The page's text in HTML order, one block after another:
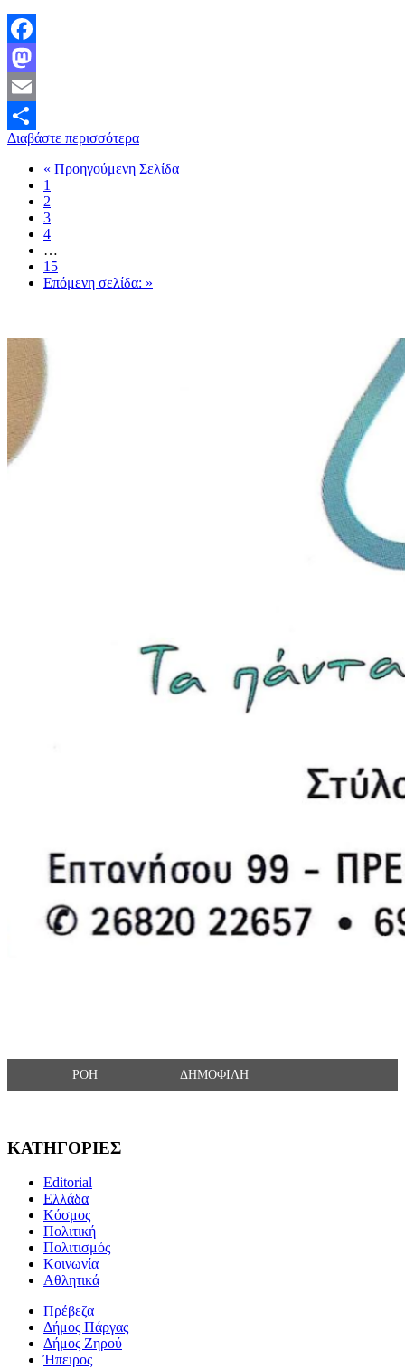
Facebook
Mastodon
Email
Μοιραστείτε
Διαβάστε περισσότερα
« Προηγούμενη Σελίδα
1
2
3
4
…
15
Επόμενη σελίδα: »
ΡΟΗ ΔΗΜΟΦΙΛΗ
ΚΑΤΗΓΟΡΙΕΣ
Editorial
Ελλάδα
Κόσμος
Πολιτική
Πολιτισμός
Κοινωνία
Αθλητικά
Πρέβεζα
Δήμος Πάργας
Δήμος Ζηρού
Ήπειρος